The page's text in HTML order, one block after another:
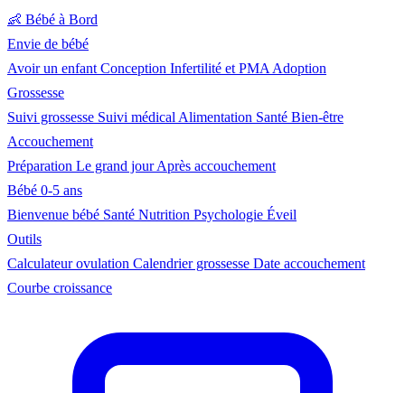
👶 Bébé à Bord
Envie de bébé
Avoir un enfant Conception Infertilité et PMA Adoption
Grossesse
Suivi grossesse Suivi médical Alimentation Santé Bien-être
Accouchement
Préparation Le grand jourAprès accouchement
Bébé 0-5 ans
Bienvenue bébé Santé Nutrition Psychologie Éveil
Outils
Calculateur ovulation Calendrier grossesse Date accouchement
Courbe croissance